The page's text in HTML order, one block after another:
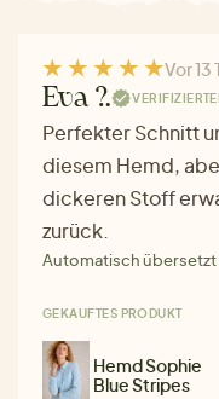
Vor 13
Eva ?.
Perfekter Schnitt
diesem Hemd,
dickeren Stoff
zurück.
Automatisch
GEKAUFTES PRODUKT
Hemd Sophie
Blue Stripes